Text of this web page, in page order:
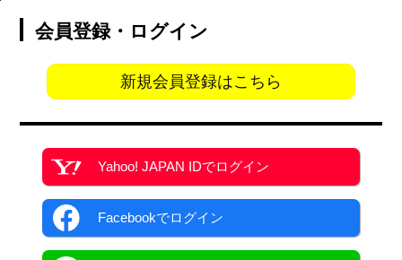
会員登録・ログイン
新規会員登録はこちら
Yahoo! JAPAN IDでログイン
Facebookでログイン